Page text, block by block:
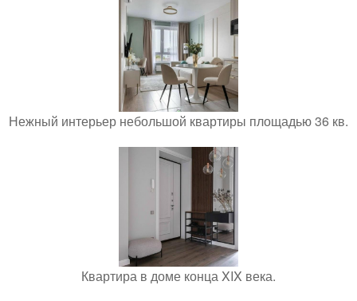
Нежный интерьер небольшой квартиры площадью 36 кв.
Квартира в доме конца XIX века.